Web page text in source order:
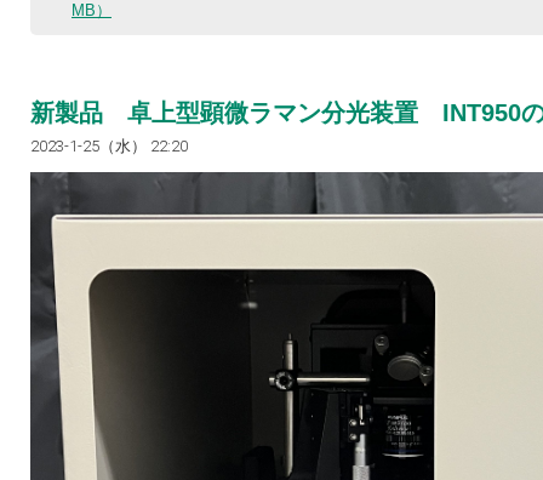
MB）
新製品 卓上型顕微ラマン分光装置 INT950
2023-1-25（水） 22:20